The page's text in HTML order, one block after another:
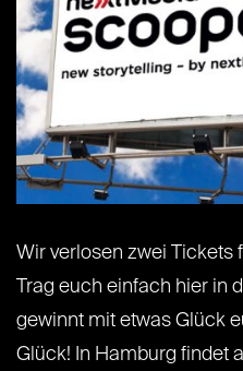
Wir verlosen zwei Tickets
Trag euch einfach hier in
gewinnt mit etwas Glück
Glück! In Hamburg findet